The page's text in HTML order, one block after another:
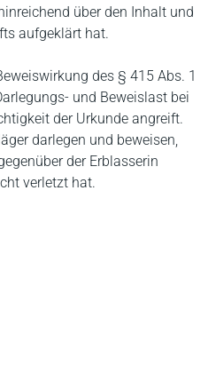
über den Inhalt und
aufgeklärt hat.
des § 415 Abs. 1
und Beweislast bei
der Urkunde angreift.
darlegen und beweisen,
der Erblasserin
verletzt hat.